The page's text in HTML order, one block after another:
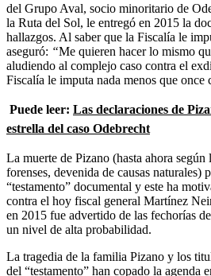
del Grupo Aval, socio minoritario de
la Ruta del Sol, le entregó en 2015 la
hallazgos. Al saber que la Fiscalía le
aseguró: “Me quieren hacer lo mismo
aludiendo al complejo caso contra el
Fiscalía le imputa nada menos que once
Puede leer: Las declaraciones de
estrella del caso Odebrecht
La muerte de Pizano (hasta ahora
forenses, devenida de causas
“testamento” documental y este ha
contra el hoy fiscal general Martínez
en 2015 fue advertido de las fechorías
un nivel de alta probabilidad.
La tragedia de la familia Pizano y los
del “testamento” han copado la agenda